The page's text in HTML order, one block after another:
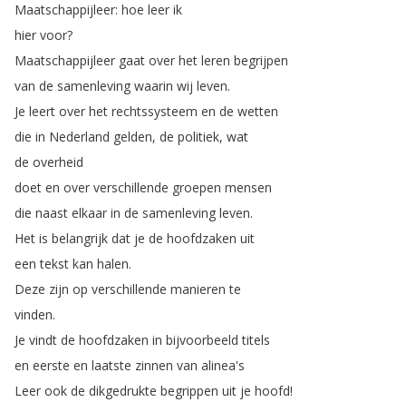
Maatschappijleer: hoe leer ik
hier voor?
Maatschappijleer gaat over het leren begrijpen
van de samenleving waarin wij leven.
Je leert over het rechtssysteem en de wetten
die in Nederland gelden, de politiek, wat
de overheid
doet en over verschillende groepen mensen
die naast elkaar in de samenleving leven.
Het is belangrijk dat je de hoofdzaken uit
een tekst kan halen.
Deze zijn op verschillende manieren te
vinden.
Je vindt de hoofdzaken in bijvoorbeeld titels
en eerste en laatste zinnen van alinea's
Leer ook de dikgedrukte begrippen uit je hoofd!